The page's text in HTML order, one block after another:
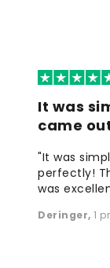
It was
came
"It was
perfectly!
was
Deringer, 1